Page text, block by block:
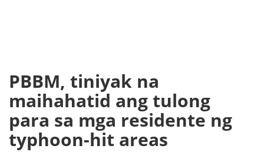
PBBM, tiniyak na
maihahatid ang tulong
para sa mga residente ng
typhoon-hit areas